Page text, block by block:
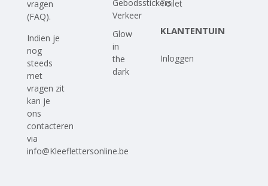
vragen
(FAQ).
Indien je
nog
steeds
met
vragen zit
kan je
ons
contacteren
via
info@Kleeflettersonline.be
Gebodsstickers
Verkeer
Glow
in
the
dark
Toilet
KLANTENTUIN
Inloggen